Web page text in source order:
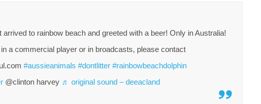
arrived to rainbow beach and greeted with a beer! Only in Australia!
a commercial player or in broadcasts, please contact
#aussieanimals #dontlitter #rainbowbeachdolphin
@clinton harvey ♬ original sound – deeacland